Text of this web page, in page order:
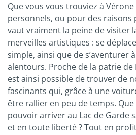
Que vous vous trouviez à
personnels, ou pour des raisons
vaut vraiment la peine de visiter
merveilles artistiques : se
simple, ainsi que de s’aventurer
alentours. Proche de la patrie de
est ainsi possible de trouver de
fascinants qui, grâce à une
être rallier en peu de temps.
pouvoir arriver au Lac de Garde
et en toute liberté ? Tout en